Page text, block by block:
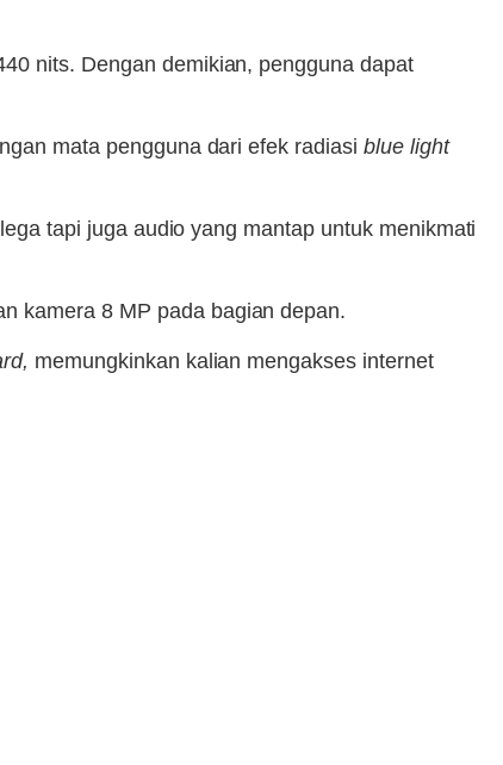
nits. Dengan demikian, pengguna dapat
mata pengguna dari efek radiasi blue light
tapi juga audio yang mantap untuk menikmati
kamera 8 MP pada bagian depan.
memungkinkan kalian mengakses internet